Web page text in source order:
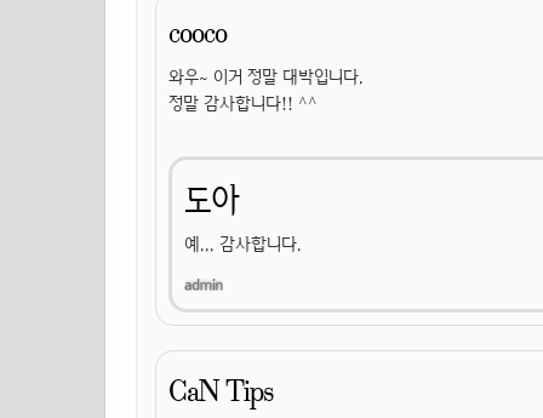
cooco
와우~ 이거 정말 대박입니다.
정말 감사합니다!! ^^
도아
예... 감사합니다.
CaN Tips